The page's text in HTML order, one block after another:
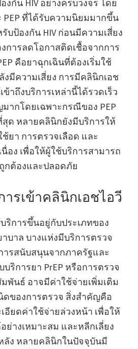
งกัน HIV อย่างครบวงจร โดย
PEP ที่ได้รับความนิยมมากขึ้น
บป้องกัน HIV ก่อนมีความเสี่ยง
การลดโอกาสติดเชื้อจากการ
คือยาฉุกเฉินที่ต้องเริ่มใช้
งมีความเสี่ยง การมีคลินิกเอช
าถึงบริการเหล่านี้ได้รวดเร็ว
ากโดยเฉพาะกรณีของ PEP
สุด หลายคลินิกยังมีบริการให้
ยา การตรวจเลือด และ
อง เพื่อให้ผู้ใช้บริการสามารถ
กต้องและปลอดภัย
รเข้าคลินิกเอชไอวี
ริการขึ้นอยู่กับประเภทของ
บาล บางแห่งมีบริการตรวจ
ารสนับสนุนจากภาครัฐและ
ริการยา PrEP หรือการตรวจ
พันธ์ อาจมีค่าใช้จ่ายเพิ่มเติม
ของการตรวจ สิ่งสำคัญคือ
อียดค่าใช้จ่ายล่วงหน้า เพื่อให้
ย่างเหมาะสม และหลีกเลี่ยง
ง หลายคลินิกในปัจจุบันมี